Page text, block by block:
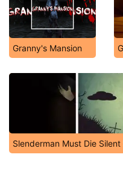
Granny's Mansion
Slenderman Must Die